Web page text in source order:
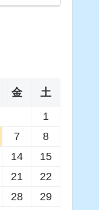
金
土
1
7
8
14
15
21
22
28
29